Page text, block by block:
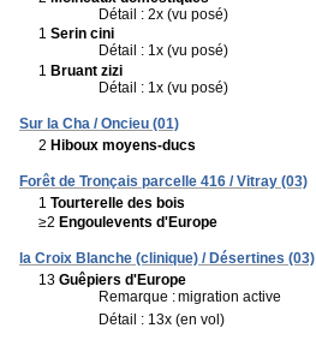
Détail : 2x (vu posé)
1 Serin cini
Détail : 1x (vu posé)
1 Bruant zizi
Détail : 1x (vu posé)
Sur la Cha / Oncieu (01)
2 Hiboux moyens-ducs
Forêt de Tronçais parcelle 416 / Vitray (03)
1 Tourterelle des bois
≥2 Engoulevents d'Europe
la Croix Blanche (clinique) / Désertines (03)
13 Guêpiers d'Europe
Remarque :migration active
Détail : 13x (en vol)